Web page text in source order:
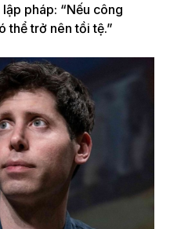
pháp: “Nếu công
thể trở nên tồi tệ.”